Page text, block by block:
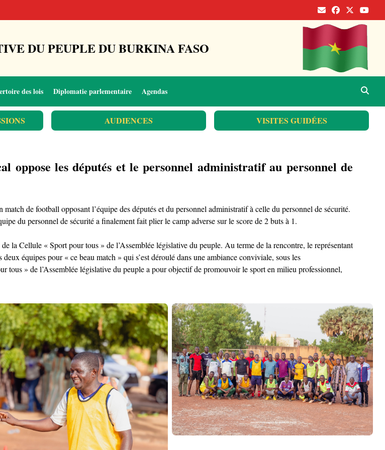
DU PEUPLE DU BURKINA FASO
des lois Diplomatie parlementaire Agendas
AUDIENCES VISITES GUIDÉES
les députés et le personnel administratif au personnel de
de football opposant l’équipe des députés et du personnel administratif à celle du personnel de sécurité.
du personnel de sécurité a finalement fait plier le camp adverse sur le score de 2 buts à 1.
la Cellule « Sport pour tous » de l’Assemblée législative du peuple. Au terme de la rencontre, le représentant
équipes pour « ce beau match » qui s’est déroulé dans une ambiance conviviale, sous les
tous » de l’Assemblée législative du peuple a pour objectif de promouvoir le sport en milieu professionnel,